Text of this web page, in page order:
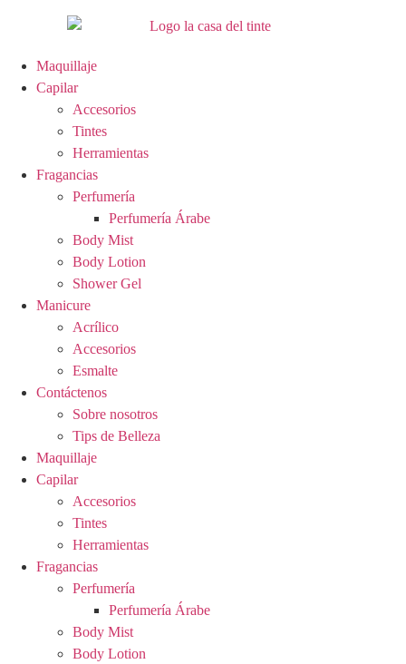
Maquillaje
Capilar
Accesorios
Tintes
Herramientas
Fragancias
Perfumería
Perfumería Árabe
Body Mist
Body Lotion
Shower Gel
Manicure
Acrílico
Accesorios
Esmalte
Contáctenos
Sobre nosotros
Tips de Belleza
Maquillaje
Capilar
Accesorios
Tintes
Herramientas
Fragancias
Perfumería
Perfumería Árabe
Body Mist
Body Lotion